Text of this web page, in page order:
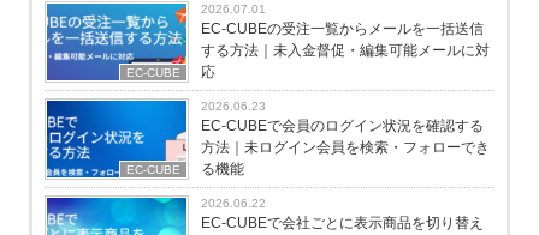
EC-CUBE
2026.07.01
EC-CUBEの受注一覧からメールを一括送信
する方法｜未入金督促・編集可能メールに対
応
EC-CUBE
2026.06.23
EC-CUBEで会員のログイン状況を確認する
方法｜未ログイン会員を検索・フォローでき
る機能
2026.06.22
EC-CUBEで会社ごとに表示商品を切り替え